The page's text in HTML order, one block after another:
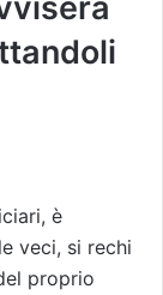
è
veci, si rechi
proprio